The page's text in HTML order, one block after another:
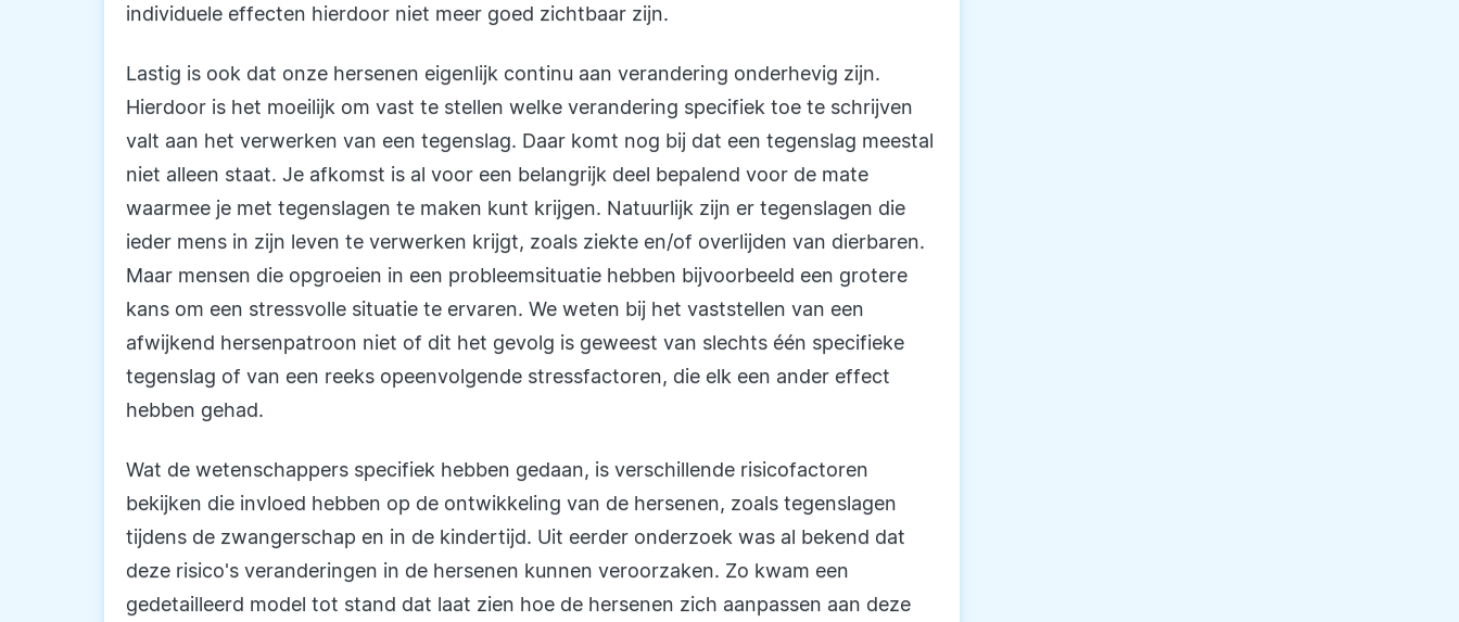
individuele effecten hierdoor niet meer goed zichtbaar zijn.
Lastig is ook dat onze hersenen eigenlijk continu aan verandering onderhevig zijn.
Hierdoor is het moeilijk om vast te stellen welke verandering specifiek toe te schrijven
valt aan het verwerken van een tegenslag. Daar komt nog bij dat een tegenslag meestal
niet alleen staat. Je afkomst is al voor een belangrijk deel bepalend voor de mate
waarmee je met tegenslagen te maken kunt krijgen. Natuurlijk zijn er tegenslagen die
ieder mens in zijn leven te verwerken krijgt, zoals ziekte en/of overlijden van dierbaren.
Maar mensen die opgroeien in een probleemsituatie hebben bijvoorbeeld een grotere
kans om een stressvolle situatie te ervaren. We weten bij het vaststellen van een
afwijkend hersenpatroon niet of dit het gevolg is geweest van slechts één specifieke
tegenslag of van een reeks opeenvolgende stressfactoren, die elk een ander effect
hebben gehad.
Wat de wetenschappers specifiek hebben gedaan, is verschillende risicofactoren
bekijken die invloed hebben op de ontwikkeling van de hersenen, zoals tegenslagen
tijdens de zwangerschap en in de kindertijd. Uit eerder onderzoek was al bekend dat
deze risico's veranderingen in de hersenen kunnen veroorzaken. Zo kwam een
gedetailleerd model tot stand dat laat zien hoe de hersenen zich aanpassen aan deze